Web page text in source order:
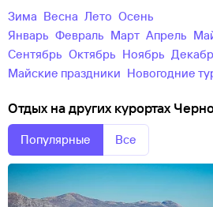
зима весна лето
осень
Январь
Февраль Март Апрель
Сентябрь
Октябрь Ноябрь
майские праздники
новогодние
Отдых на других курортах
Популярные Все